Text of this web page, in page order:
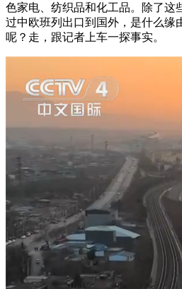
色家电、纺织品和化工品。除了这
过中欧班列出口到国外，是什么缘
呢？走，跟记者上车一探事实。